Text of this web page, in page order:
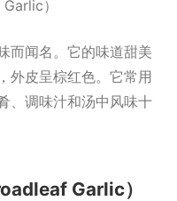
而闻名。它的味道甜美
外皮呈棕红色。它常用
、调味汁和汤中风味十
Garlic）